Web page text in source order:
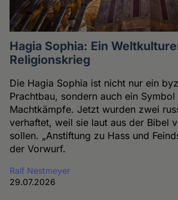
Hagia Sophia: Ein
Religionskrieg
Die Hagia Sophia ist nicht nur ein
Prachtbau, sondern auch ein
Machtkämpfe. Jetzt wurden zwei
verhaftet, weil sie laut aus der Bibel
sollen. „Anstiftung zu Hass und
der Vorwurf.
Ralf Nestmeyer
29.07.2026